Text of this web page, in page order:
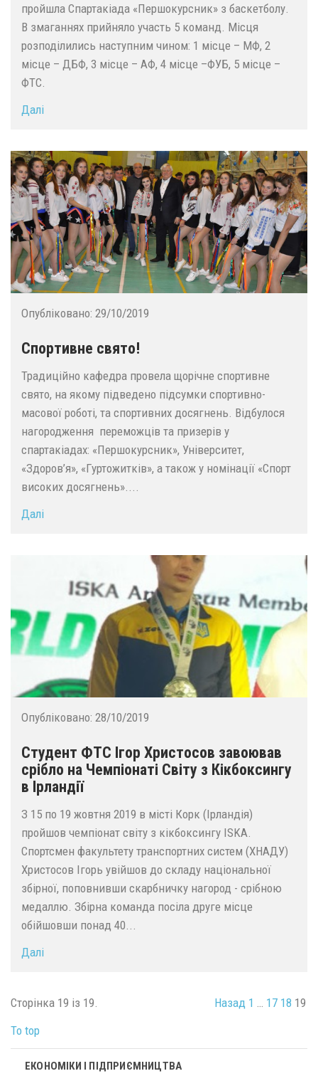
пройшла Спартакіада «Першокурсник» з баскетболу.
В змаганнях прийняло участь 5 команд. Місця
розподілились наступним чином: 1 місце – МФ, 2
місце – ДБФ, 3 місце – АФ, 4 місце –ФУБ, 5 місце –
ФТС.
Далі
Опубліковано: 29/10/2019
Спортивне свято!
Традиційно кафедра провела щорічне спортивне
свято, на якому підведено підсумки спортивно-
масової роботі, та спортивних досягнень. Відбулося
нагородження переможців та призерів у
спартакіадах: «Першокурсник», Університет,
«Здоров’я», «Гуртожитків», а також у номінації «Спорт
високих досягнень»....
Далі
Опубліковано: 28/10/2019
Студент ФТС Ігор Христосов завоював
срібло на Чемпіонаті Світу з Кікбоксингу
в Ірландії
З 15 по 19 жовтня 2019 в місті Корк (Ірландія)
пройшов чемпіонат світу з кікбоксингу ISKA.
Спортсмен факультету транспортних систем (ХНАДУ)
Христосов Ігорь увійшов до складу національної
збірної, поповнивши скарбничку нагород - срібною
медаллю. Збірна команда посіла друге місце
обійшовши понад 40...
Далі
Сторінка 19 із 19. Назад 1 … 17 18 19
To top
ЕКОНОМІКИ І ПІДПРИЄМНИЦТВА